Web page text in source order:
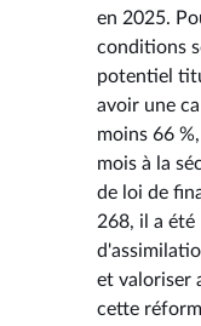
en 2025.
conditions
potentiel
avoir une
moins 66
mois à la
de loi de
268, il a été
et valoriser
cette